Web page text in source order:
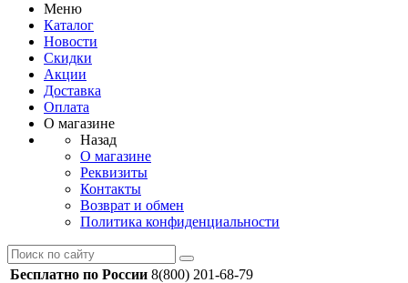
Меню
Каталог
Новости
Скидки
Акции
Доставка
Оплата
О магазине
Назад
О магазине
Реквизиты
Контакты
Возврат и обмен
Политика конфиденциальности
Бесплатно по России 8(800) 201-68-79